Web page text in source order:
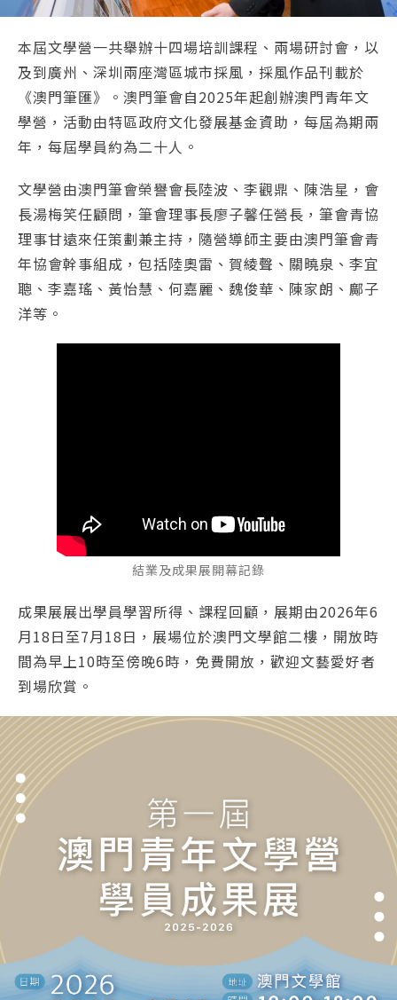
本屆文學營一共舉辦十四場培訓課程、兩場研討會，以
及到廣州、深圳兩座灣區城市採風，採風作品刊載於
《澳門筆匯》。澳門筆會自2025年起創辦澳門青年文
學營，活動由特區政府文化發展基金資助，每屆為期兩
年，每屆學員約為二十人。
文學營由澳門筆會榮譽會長陸波、李觀鼎、陳浩星，會
長湯梅笑任顧問，筆會理事長廖子馨任營長，筆會青協
理事甘遠來任策劃兼主持，隨營導師主要由澳門筆會青
年協會幹事組成，包括陸奧雷、賀綾聲、關曉泉、李宜
聰、李嘉瑤、黃怡慧、何嘉麗、魏俊華、陳家朗、鄺子
洋等。
結業及成果展開幕記錄
成果展展出學員學習所得、課程回顧，展期由2026年6
月18日至7月18日，展場位於澳門文學館二樓，開放時
間為早上10時至傍晚6時，免費開放，歡迎文藝愛好者
到場欣賞。